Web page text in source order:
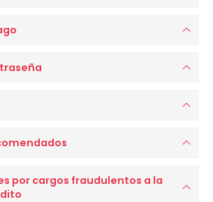
por cargos fraudulentos a la